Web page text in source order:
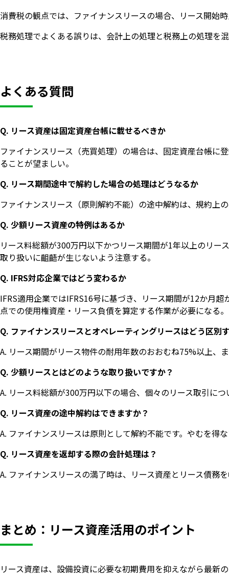
消費税の観点では、ファイナンスリースの場合、リース開始
税務処理でよくある誤りは、会計上の処理と税務上の処理を
よくある質問
Q. リース資産は固定資産台帳に載せるべきか
ファイナンスリース（売買処理）の場合は、固定資産台帳に
ることが望ましい。
Q. リース期間途中で解約した場合の処理はどうなるか
ファイナンスリース（原則解約不能）の途中解約は、規約上
Q. 少額リース資産の特例はあるか
リース料総額が300万円以下かつリース期間が1年以上のリ
取り扱いに齟齬が生じないよう注意する。
Q. IFRS対応企業ではどう変わるか
IFRS適用企業ではIFRS16号に基づき、リース期間が12か月
点での使用権資産・リース負債を算定する作業が必要になる。
Q. ファイナンスリースとオペレーティングリースはどう区別
A. リース期間がリース物件の耐用年数のおおむね75%以上、
Q. 少額リースとはどのような取り扱いですか？
A. リース料総額が300万円以下の場合、個々のリース取引に
Q. リース資産の途中解約はできますか？
A. ファイナンスリースは原則として解約不能です。やむを得
Q. リース資産を返却する際の会計処理は？
A. ファイナンスリースの満了時は、リース資産とリース債務
まとめ：リース資産活用のポイント
リース資産は、設備投資に必要な初期費用を抑えながら最新